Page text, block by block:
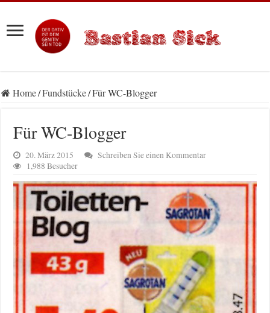
Home/Fundstücke/Für WC-Blogger
Für WC-Blogger
20. März 2015
Schreiben Sie einen Kommentar
1,988 Besucher